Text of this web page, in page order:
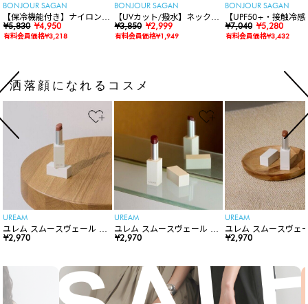
BONJOUR SAGAN
【保冷機能付き】ナイロンシ
ョルダーバッグ
¥5,830 ¥4,950
有料会員価格¥3,218
BONJOUR SAGAN
【UVカット/撥水】ネックカ
バー付きワイドリムハット
¥3,850 ¥2,999
有料会員価格¥1,949
BONJOUR SAGAN
【UPF50+・接触冷感
水】【水陸両用】ラ
ードロンパース
¥7,040 ¥5,280
有料会員価格¥3,432
洒落顔になれるコスメ
UREAM
ユレム スムースヴェール リ
ップスティック
¥2,970
UREAM
ユレム スムースヴェール リ
ップスティック
¥2,970
UREAM
ユレム スムースヴェ
ップスティック
¥2,970